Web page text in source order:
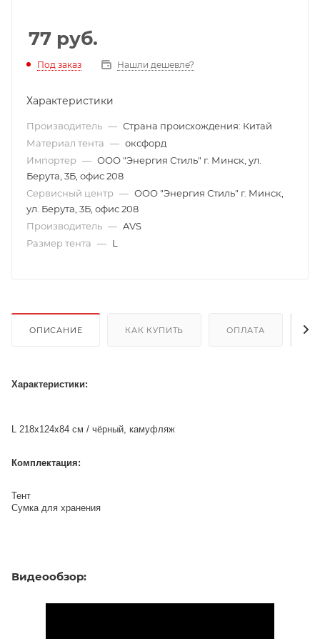
77 руб.
Под заказ Нашли дешевле?
Характеристики
Производитель — Страна происхождения: Китай
Материал тента — оксфорд
Импортер — ООО "Энергия Стиль" г. Минск, ул.
Берута, 3Б, офис 208
Сервисный центр — ООО "Энергия Стиль" г. Минск,
ул. Берута, 3Б, офис 208
Производитель — AVS
Размер тента — L
ОПИСАНИЕ КАК КУПИТЬ ОПЛАТА
Характеристики:
L 218х124х84 см / чёрный, камуфляж
Комплектация:
Тент
Сумка для хранения
Видеообзор: